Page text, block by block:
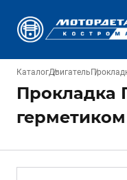
КаталогДвигатель
Прокладка